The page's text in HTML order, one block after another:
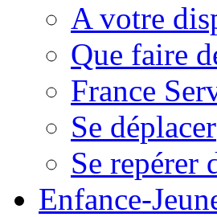
A votre
Que faire
France
Se déplacer
Se repérer
Enfance-